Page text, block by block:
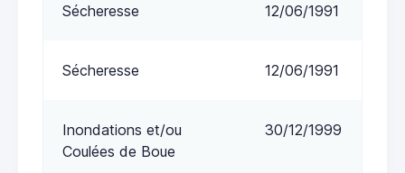
Sécheresse 12/06/1991
Sécheresse 12/06/1991
Inondations et/ou
Coulées de Boue
30/12/1999